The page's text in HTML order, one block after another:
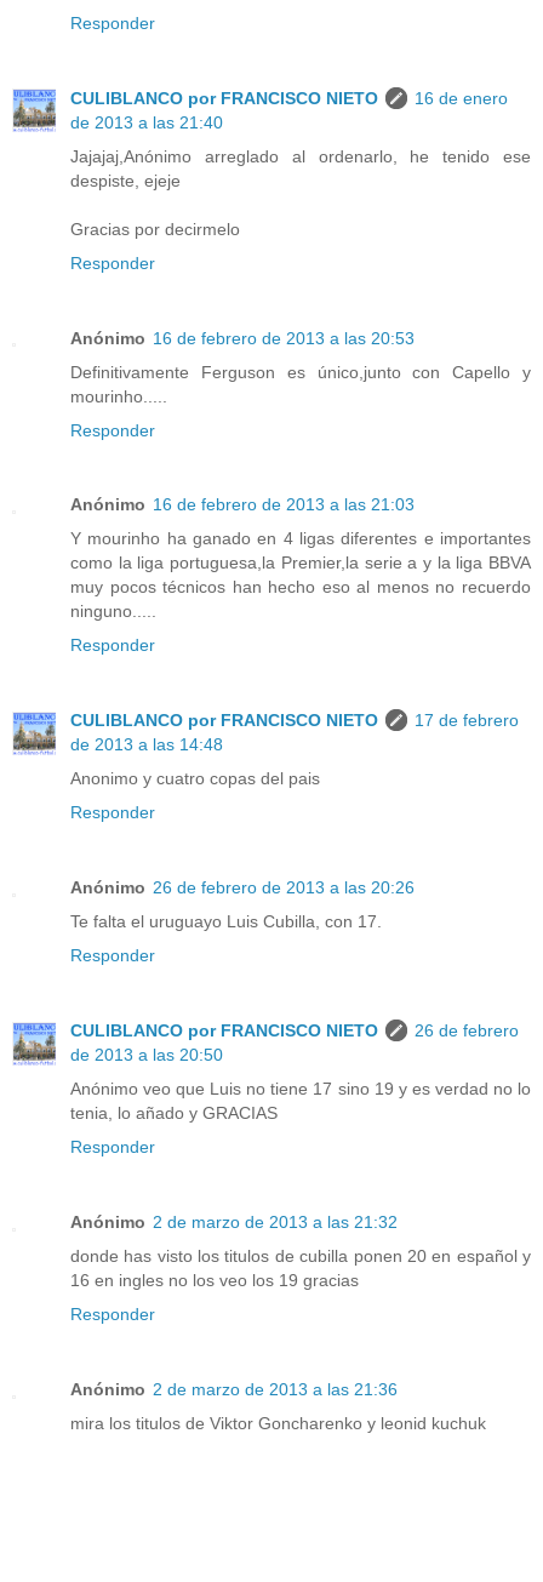
Responder
CULIBLANCO por FRANCISCO NIETO
16 de enero
de 2013 a las 21:40
Jajajaj,Anónimo arreglado al ordenarlo, he tenido ese
despiste, ejeje
Gracias por decirmelo
Responder
Anónimo 16 de febrero de 2013 a las 20:53
Definitivamente Ferguson es único,junto con Capello y
mourinho.....
Responder
Anónimo 16 de febrero de 2013 a las 21:03
Y mourinho ha ganado en 4 ligas diferentes e importantes
como la liga portuguesa,la Premier,la serie a y la liga BBVA
muy pocos técnicos han hecho eso al menos no recuerdo
ninguno.....
Responder
CULIBLANCO por FRANCISCO NIETO
17 de febrero
de 2013 a las 14:48
Anonimo y cuatro copas del pais
Responder
Anónimo 26 de febrero de 2013 a las 20:26
Te falta el uruguayo Luis Cubilla, con 17.
Responder
CULIBLANCO por FRANCISCO NIETO
26 de febrero
de 2013 a las 20:50
Anónimo veo que Luis no tiene 17 sino 19 y es verdad no lo
tenia, lo añado y GRACIAS
Responder
Anónimo 2 de marzo de 2013 a las 21:32
donde has visto los titulos de cubilla ponen 20 en español y
16 en ingles no los veo los 19 gracias
Responder
Anónimo 2 de marzo de 2013 a las 21:36
mira los titulos de Viktor Goncharenko y leonid kuchuk